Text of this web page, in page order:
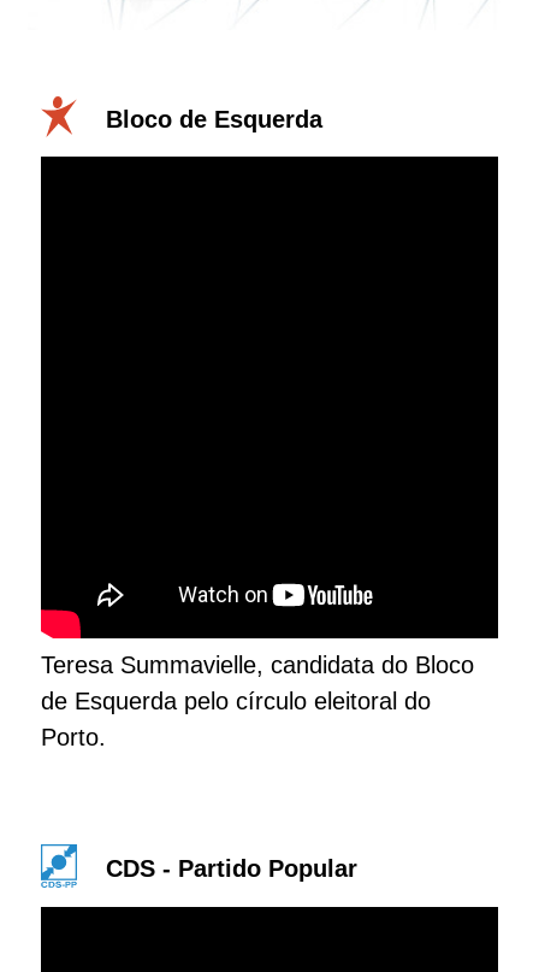
Bloco de Esquerda
Teresa Summavielle, candidata do Bloco
de Esquerda pelo círculo eleitoral do
Porto.
CDS - Partido Popular